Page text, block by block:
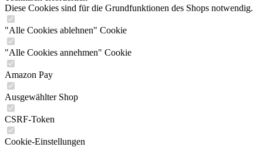
Diese Cookies sind für die Grundfunktionen des Shops notwendig.
"Alle Cookies ablehnen" Cookie
"Alle Cookies annehmen" Cookie
Amazon Pay
Ausgewählter Shop
CSRF-Token
Cookie-Einstellungen